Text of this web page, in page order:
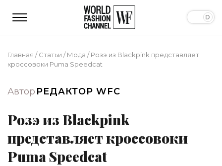
Главная /Статьи /Мода /Розэ из Blackpink представляет
кроссовоки Puma Speedcat
Автор РЕДАКТОР WFC
Розэ из Blackpink
представляет кроссовоки
Puma Speedcat